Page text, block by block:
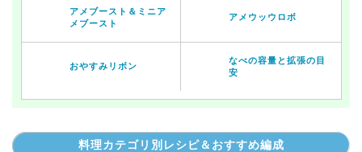
アメブースト＆ミニア
メブースト
アメウッウロボ
おやすみリボン
なべの容量と拡張の目
安
料理カテゴリ別レシピ＆おすすめ編成